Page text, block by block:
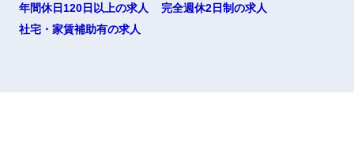
年間休日120日以上の求人
完全週休2日制の求人
社宅・家賃補助有の求人